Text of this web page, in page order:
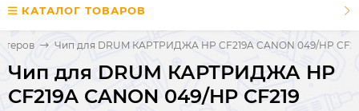
КАТАЛОГ ТОВАРОВ
Чип для DRUM КАРТРИДЖА HP CF219A CANON 049/HP
Чип для DRUM КАРТРИДЖА HP
CF219A CANON 049/HP CF219